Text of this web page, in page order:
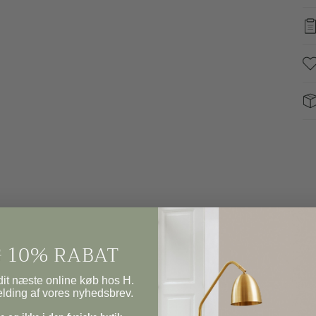
10% RABAT
næste online køb hos H.
af vores nyhedsbrev.